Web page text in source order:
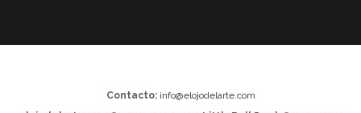
Contacto: info@elojodelarte.com